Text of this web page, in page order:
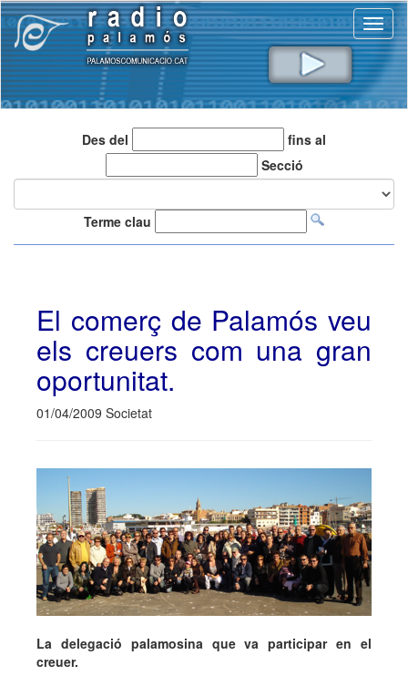
Des del
fins al
Secció
Terme clau
El comerç de Palamós veu
els creuers com una gran
oportunitat.
01/04/2009 Societat
La delegació palamosina que va participar en el
creuer.